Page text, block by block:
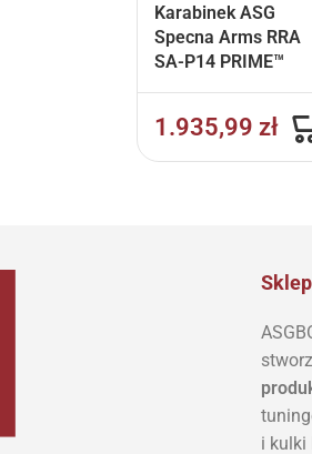
Karabinek ASG
Specna Arms RRA
SA-P14 PRIME™
1.935,99 zł
i kulki